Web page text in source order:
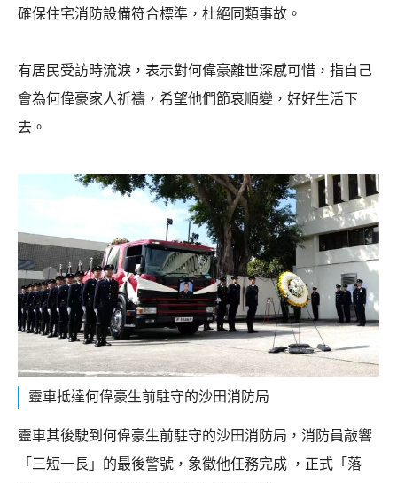
確保住宅消防設備符合標準，杜絕同類事故。
有居民受訪時流淚，表示對何偉豪離世深感可惜，指自己
會為何偉豪家人祈禱，希望他們節哀順變，好好生活下
去。
靈車抵達何偉豪生前駐守的沙田消防局
靈車其後駛到何偉豪生前駐守的沙田消防局，消防員敲響
「三短一長」的最後警號，象徵他任務完成 ，正式「落